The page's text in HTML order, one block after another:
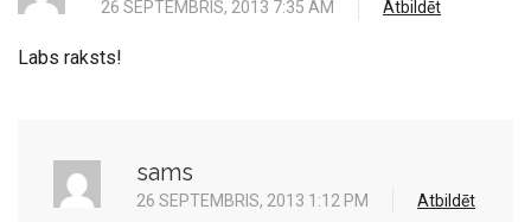
26 SEPTEMBRIS, 2013 7:35 AM Atbildēt
Labs raksts!
sams
26 SEPTEMBRIS, 2013 1:12 PM Atbildēt